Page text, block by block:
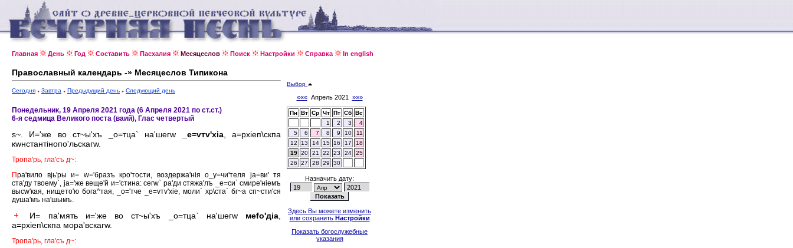
Главная День Год Составить Пасхалия Месяцеслов Поиск Настройки Справка In english
Православный календарь -» Месяцеслов Типикона
Сегодня Завтра Предыдущий день Следующий день
Понедельник, 19 Апреля 2021 года (6 Апреля 2021 по ст.ст.)
6-я седмица Великого поста (ваий), Глас четвертый
s~. И='же во ст~ы'хъ _о=тца` на'шегw _е=vтv'хiа, а=рхiеп\скпа
кwнстантiнопо'льскагw.
Тропа'рь, гла'съ д~:
Пра'вило вjь'ры и= w='бразъ кро'тости, воздержа'нiя о_у=чи'теля jа=ви' тя
ста'ду твоему`, jа='же веще'й и='стина: сегw` ра'ди стяжа'лъ _е=си` смире'нiемъ
высw'кая, нището'ю бога^тая, _о='тче _е=vтv'хiе, моли` хр\ста` бг~а сп~сти'ся
душа'мъ на'шымъ.
И= па'мять и='же во ст~ы'хъ _о=тца` на'шегw меfо'дiа
а=рхiеп\скпа мора'вскагw.
Тропа'рь, гла'съ д~:
Выбор
«««Апрель 2021 »»»
Пн Вт Ср Чт Пт Сб Вс
1
2 3
4
5
6 7 8 9 10
11
12
13 14 15 16 17
18
19 20 21 22 23 24
25
26
27 28 29 30
Назначить дату:
Здесь Вы можете изменить
или сохранить Настройки
Показать богослужебные
указания